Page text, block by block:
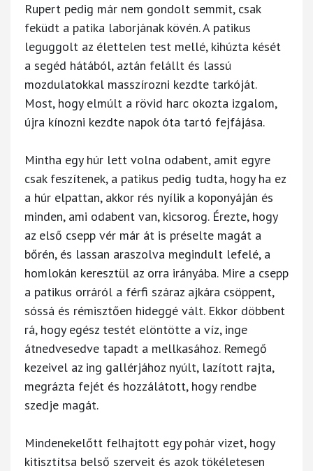
Rupert pedig már nem gondolt semmit, csak
feküdt a patika laborjának kövén. A patikus
leguggolt az élettelen test mellé, kihúzta kését
a segéd hátából, aztán felállt és lassú
mozdulatokkal masszírozni kezdte tarkóját.
Most, hogy elmúlt a rövid harc okozta izgalom,
újra kínozni kezdte napok óta tartó fejfájása.
Mintha egy húr lett volna odabent, amit egyre
csak feszítenek, a patikus pedig tudta, hogy ha ez
a húr elpattan, akkor rés nyílik a koponyáján és
minden, ami odabent van, kicsorog. Érezte, hogy
az első csepp vér már át is préselte magát a
bőrén, és lassan araszolva megindult lefelé, a
homlokán keresztül az orra irányába. Mire a csepp
a patikus orráról a férfi száraz ajkára csöppent,
sóssá és rémisztően hideggé vált. Ekkor döbbent
rá, hogy egész testét elöntötte a víz, inge
átnedvesedve tapadt a mellkasához. Remegő
kezeivel az ing gallérjához nyúlt, lazított rajta,
megrázta fejét és hozzálátott, hogy rendbe
szedje magát.
Mindenekelőtt felhajtott egy pohár vizet, hogy
kitisztítsa belső szerveit és azok tökéletesen